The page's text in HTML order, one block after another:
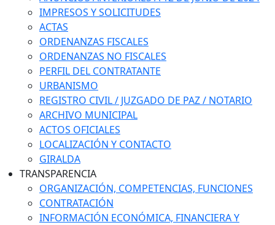
IMPRESOS Y SOLICITUDES
ACTAS
ORDENANZAS FISCALES
ORDENANZAS NO FISCALES
PERFIL DEL CONTRATANTE
URBANISMO
REGISTRO CIVIL / JUZGADO DE PAZ / NOTARIO
ARCHIVO MUNICIPAL
ACTOS OFICIALES
LOCALIZACIÓN Y CONTACTO
GIRALDA
TRANSPARENCIA
ORGANIZACIÓN, COMPETENCIAS, FUNCIONES
CONTRATACIÓN
INFORMACIÓN ECONÓMICA, FINANCIERA Y